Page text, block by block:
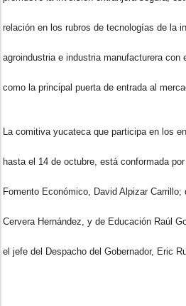
relación en los rubros de tecnologías de la
agroindustria e industria manufacturera con
como la principal puerta de entrada al
La comitiva yucateca que participa en los
hasta el 14 de octubre, está conformada
Fomento Económico, David Alpizar Carrillo;
Cervera Hernández, y de Educación Raúl
el jefe del Despacho del Gobernador, Eric